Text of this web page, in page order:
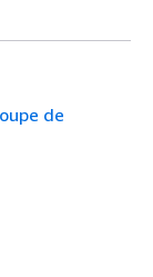
de